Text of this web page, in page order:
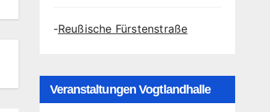
-Reußische Fürstenstraße
Veranstaltungen Vogtlandhalle